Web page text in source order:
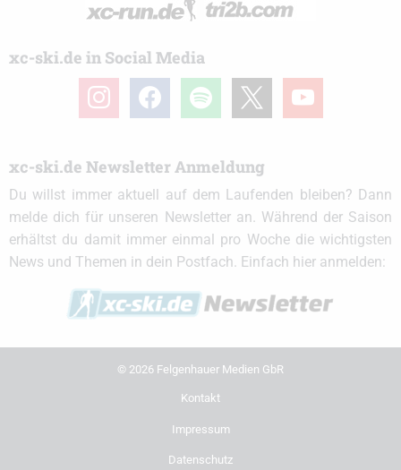
xc-ski.de in Social Media
instagramfacebook spotify youtube
xc-ski.de Newsletter Anmeldung
Du willst immer aktuell auf dem Laufenden bleiben? Dann
melde dich für unseren Newsletter an. Während der Saison
erhältst du damit immer einmal pro Woche die wichtigsten
News und Themen in dein Postfach. Einfach hier anmelden:
© 2026 Felgenhauer Medien GbR
Kontakt
Impressum
Datenschutz